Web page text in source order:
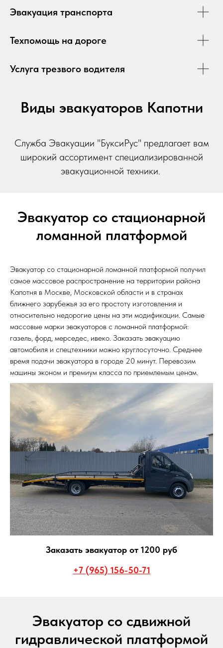
Эвакуация транспорта
Техпомощь на дороге
Услуга трезвого водителя
Виды эвакуаторов Капотни
Служба Эвакуации "БуксиРус" предлагает вам
широкий ассортимент специализированной
эвакуационной техники.
Эвакуатор со стационарной
ломанной платформой
Эвакуатор со стационарной ломанной платформой получил
самое массовое распространение на территории района
Капотня в Москве, Московской области и в странах
ближнего зарубежья за его простоту изготовления и
относительно недорогие цены на эти модификации. Самые
массовые марки эвакуаторов с ломанной платформой:
газель, форд, мерседес, ивеко. Заказать эвакуацию
автомобиля и спецтехники можно круглосуточно. Среднее
время подачи эвакуатора в городе 20 минут. Перевозим
машины эконом и премиум класса по приемлемым ценам.
Заказать эвакуатор от 1200 руб
+7 (965) 156-50-71
Эвакуатор со сдвижной
гидравлической платформой